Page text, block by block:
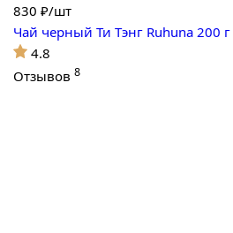
830 ₽/шт
Чай черный Ти Тэнг Ruhuna 200 г
4.8
Отзывов 8